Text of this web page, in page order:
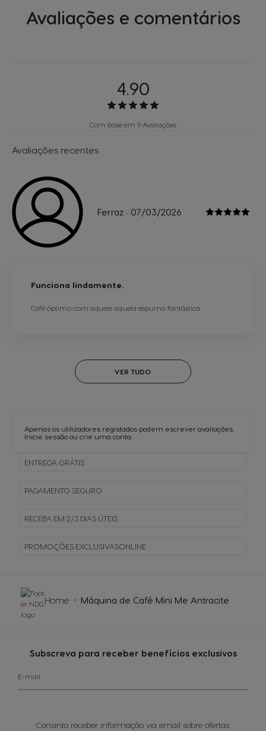
Avaliações e comentários
4.90
Com base em 9 Avaliações
Avaliações recentes
Ferraz - 07/03/2026
Funciona lindamente.
Café óptimo com aquele aquela espuma fantástica.
VER TUDO
Apenas os utilizadores registados podem escrever avaliações.
Inicie sessão ou crie uma conta
ENTREGA GRÁTIS
PAGAMENTO SEGURO
RECEBA EM 2/3 DIAS ÚTEIS
PROMOÇÕES EXCLUSIVASONLINE
Subscreva para receber benefícios exclusivos
E-mail
Consinto receber informação via email sobre ofertas
Home Máquina de Café Mini Me Antracite